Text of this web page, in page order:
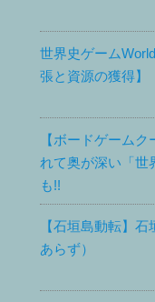
世界史ゲーム
張と資源の獲得】
【ボードゲーム
れて奥が深い「世
も!!
【石垣島動転】
あらず）